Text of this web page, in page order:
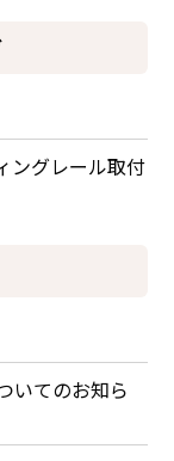
ングレール取付
いてのお知ら